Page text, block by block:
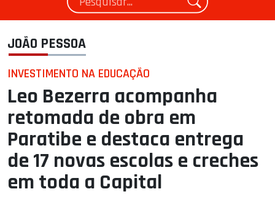
JOÃO PESSOA
INVESTIMENTO NA EDUCAÇÃO
Leo Bezerra acompanha
retomada de obra em
Paratibe e destaca entrega
de 17 novas escolas e creches
em toda a Capital